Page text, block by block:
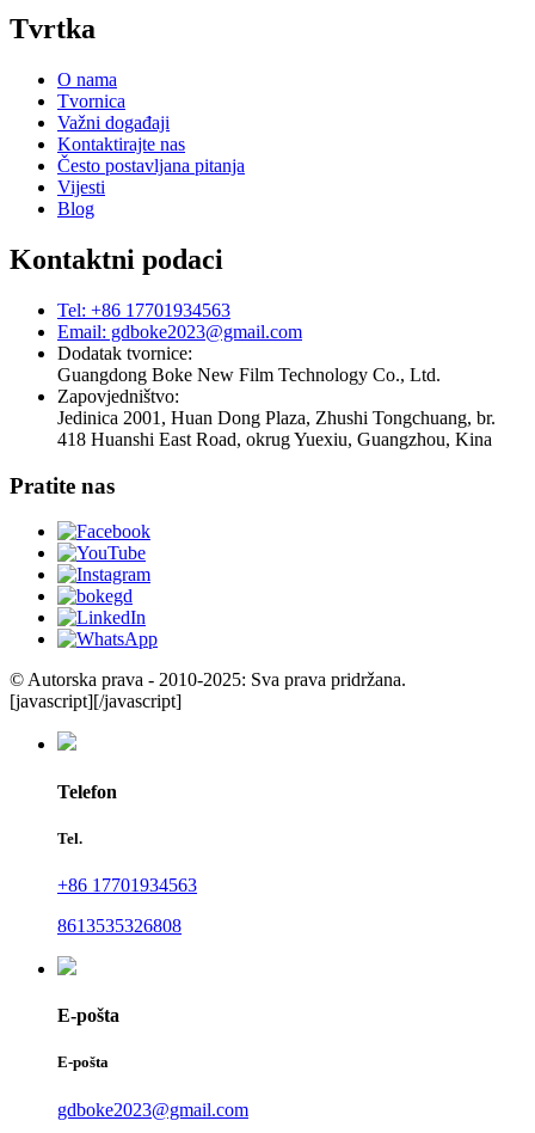
Tvrtka
O nama
Tvornica
Važni događaji
Kontaktirajte nas
Često postavljana pitanja
Vijesti
Blog
Kontaktni podaci
Tel: +86 17701934563
Email: gdboke2023@gmail.com
Dodatak tvornice:
Guangdong Boke New Film Technology Co., Ltd.
Zapovjedništvo:
Jedinica 2001, Huan Dong Plaza, Zhushi Tongchuang, br.
418 Huanshi East Road, okrug Yuexiu, Guangzhou, Kina
Pratite nas
© Autorska prava - 2010-2025: Sva prava pridržana.
[javascript][/javascript]
Telefon
Tel.
+86 17701934563
8613535326808
E-pošta
E-pošta
gdboke2023@gmail.com